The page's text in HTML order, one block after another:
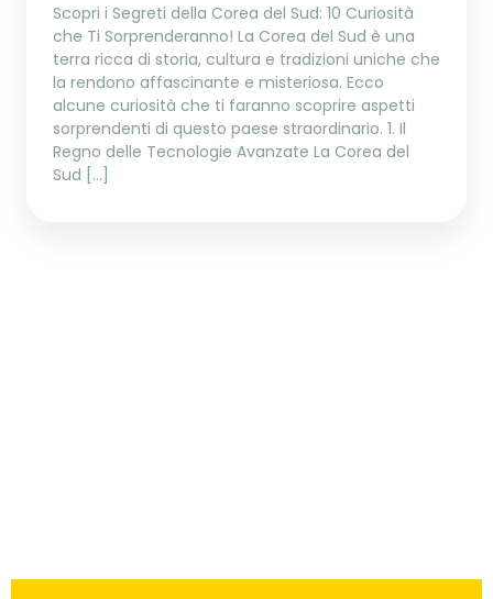
Scopri i Segreti della Corea del Sud: 10 Curiosità
che Ti Sorprenderanno! La Corea del Sud è una
terra ricca di storia, cultura e tradizioni uniche che
la rendono affascinante e misteriosa. Ecco
alcune curiosità che ti faranno scoprire aspetti
sorprendenti di questo paese straordinario. 1. Il
Regno delle Tecnologie Avanzate La Corea del
Sud […]